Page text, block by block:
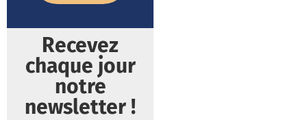
Recevez
chaque jour
notre
newsletter !